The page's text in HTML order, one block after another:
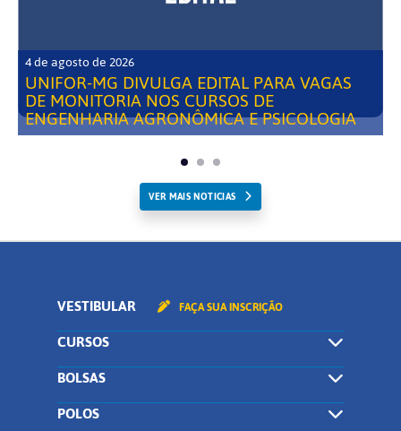
4 de agosto de 2026
UNIFOR-MG DIVULGA EDITAL PARA VAGAS
DE MONITORIA NOS CURSOS DE
ENGENHARIA AGRONÔMICA E PSICOLOGIA
VER MAIS NOTICIAS
VESTIBULAR FAÇA SUA INSCRIÇÃO
CURSOS
BOLSAS
POLOS